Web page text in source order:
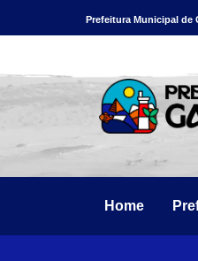
Prefeitura Municipal de
Home